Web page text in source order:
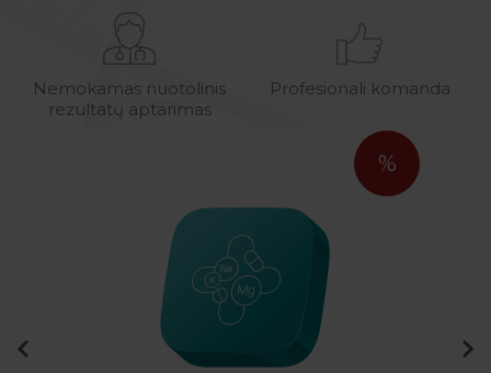
Nemokamas nuotolinis
rezultatų aptarimas
Profesionali komanda
%